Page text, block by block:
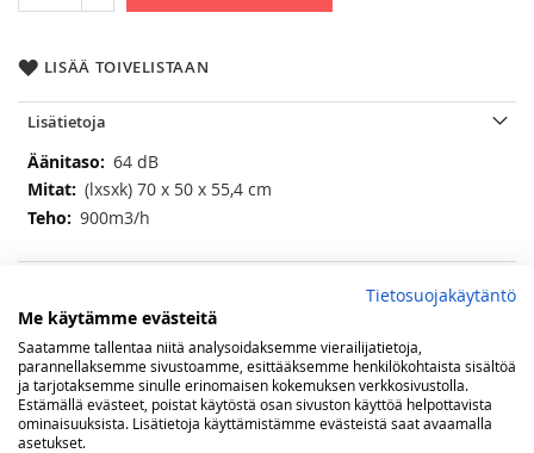
LISÄÄ TOIVELISTAAN
Lisätietoja
Lisätietoja
64 dB
(lxsxk) 70 x 50 x 55,4 cm
900m3/h
Olet arvostelemassa:
Steel Ascot liesituuletin 70 cm, bordeaux
Arviosi
Rating
Tietosuojakäytäntö
Me käytämme evästeitä
Saatamme tallentaa niitä analysoidaksemme vierailijatietoja,
parannellaksemme sivustoamme, esittääksemme henkilökohtaista sisältöä
ja tarjotaksemme sinulle erinomaisen kokemuksen verkkosivustolla.
Estämällä evästeet, poistat käytöstä osan sivuston käyttöä helpottavista
ominaisuuksista. Lisätietoja käyttämistämme evästeistä saat avaamalla
asetukset.